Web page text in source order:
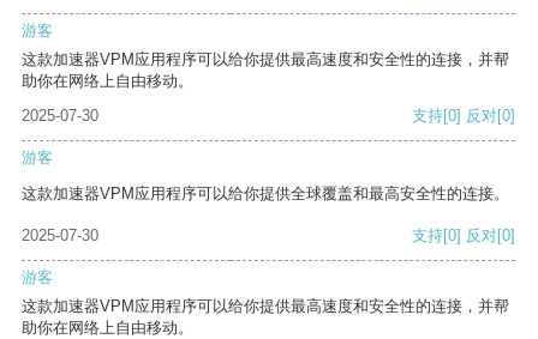
游客
这款加速器VPM应用程序可以给你提供最高速度和安全性的连接，并帮
助你在网络上自由移动。
2025-07-30
支持[0] 反对[0]
游客
这款加速器VPM应用程序可以给你提供全球覆盖和最高安全性的连接。
2025-07-30 支持[0] 反对[0]
游客
这款加速器VPM应用程序可以给你提供最高速度和安全性的连接，并帮
助你在网络上自由移动。